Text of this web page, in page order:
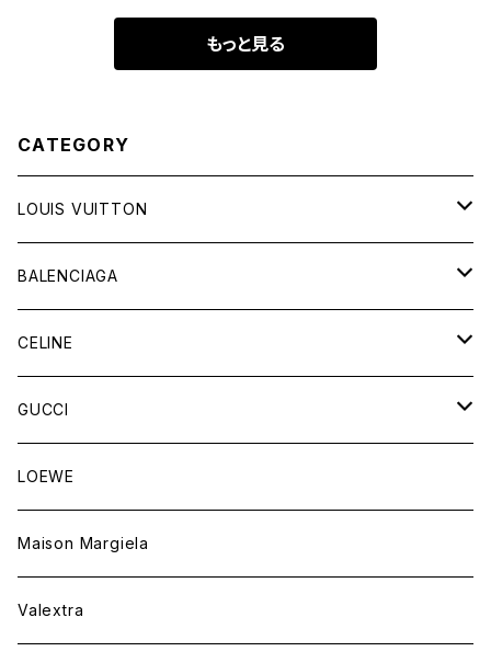
もっと見る
CATEGORY
LOUIS VUITTON
バッグ
財布&小物
ウェア
BALENCIAGA
バッグ
財布&小物
ウェア
CELINE
バッグ
財布&小物
ウェア
GUCCI
バッグ
財布&小物
ウェア
LOEWE
Maison Margiela
Valextra